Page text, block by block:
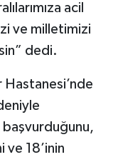
acil
ve milletimizi
dedi.
başvurduğunu,
ve 18’inin